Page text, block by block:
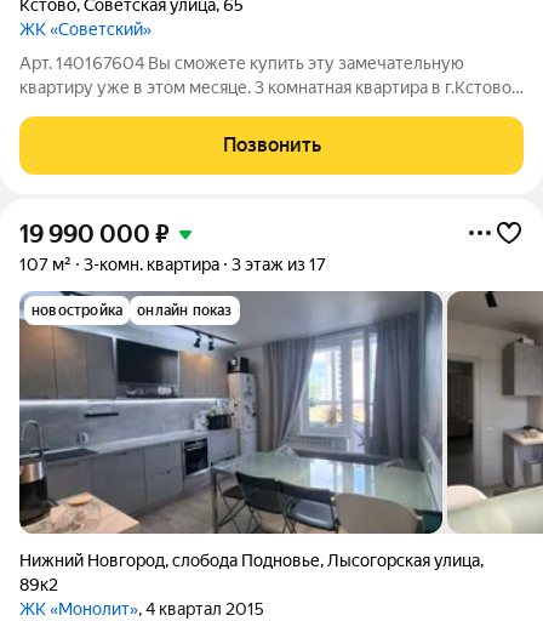
Кстово,Советская улица,65
ЖК «Советский»
Арт. 140167604 Вы сможете купить эту замечательную
квартиру уже в этом месяце. 3 комнатная квартира в г.Кстово,
ТЕХНИКОЙ!!!!!! ПАРАМЕТРЫ КВАРТИРЫ: - общая площадь 72.6
кв.м. -жилая площадь 42.3 кв.м.
Позвонить
19 990 000 ₽
107 м² 3-комн. квартира 3 этаж из 17
новостройка онлайн показ
Нижний Новгород,слобода Подновье, Лысогорская улица,
89к2
ЖК «Монолит», 4 квартал 2015